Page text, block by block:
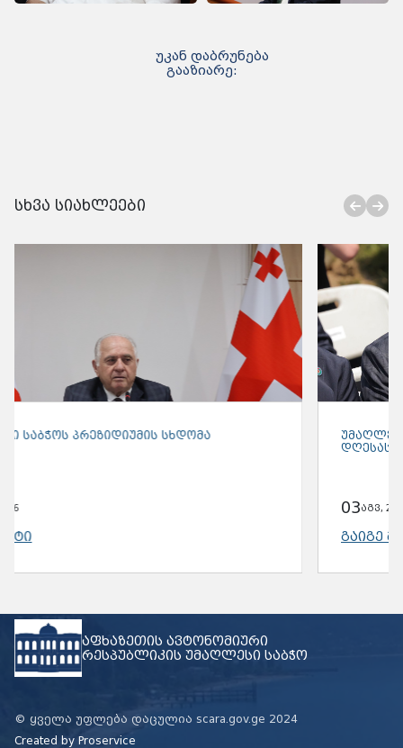
უკან დაბრუნება
გააზიარე:
სხვა სიახლეები
ᲣᲛᲐᲦᲚᲔᲡᲘ ᲡᲐᲑᲭᲝᲡ ᲬᲔᲕᲠᲔᲑᲘ ᲡᲐᲮᲐᲚᲮᲝ
აფხაზეთის ავტონომიური
რესპუბლიკის უმაღლესი საბჭო
© ყველა უფლება დაცულია scara.gov.ge 2024
Created by Proservice